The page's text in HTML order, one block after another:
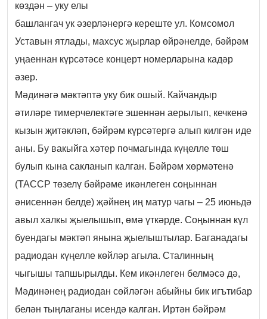
көздән – уку елы
башлангач ук әзерләнергә кереште ул. Комсомол
Уставын ятлады, махсус җырлар өйрәнелде, бәйрәм
уңаеннан күрсәтәсе концерт номерларына кадәр
әзер.
Мәдинәгә мәктәптә уку бик ошый. Кайчандыр
әтиләре тимерчелектәге эшеннән аерылып, кечкенә
кызын җитәкләп, бәйрәм күрсәтергә алып килгән иде
аны. Бу вакыйга хәтер почмагында күңелле төш
булып кына сакланып калган. Бәйрәм хөрмәтенә
(ТАССР төзелү бәйрәме икәнлеген соңыннан
әнисеннән белде) җәйнең иң матур чагы – 25 июньдә
авыл халкы җыелышып, өмә үткәрде. Соңыннан күл
буендагы мәктәп янына җыелыштылар. Баганадагы
радиодан күңелле көйләр агыла. Сталинның
чыгышы тапшырылды. Кем икәнлеген белмәсә дә,
Мәдинәнең радиодан сөйләгән абыйны бик игътибар
белән тыңлаганы исендә калган. Иртән бәйрәм